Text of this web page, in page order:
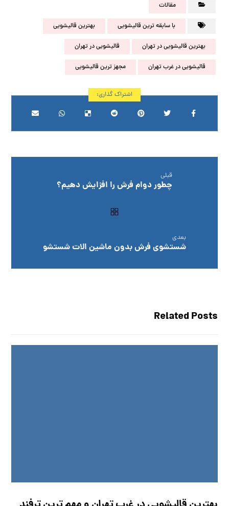
مقالات
با سابقه ترین قالیشویی بهترین قالیشویی
بهترین قالیشویی در تهران قالیشویی در تهران
قالیشویی در غرب تهران مجهز ترین قالیشویی
قبلی
چطور دوام فرش را افزایش دهیم؟
بعدی
شستشوی فرش بدون ماشین الات شستشو
Related Posts